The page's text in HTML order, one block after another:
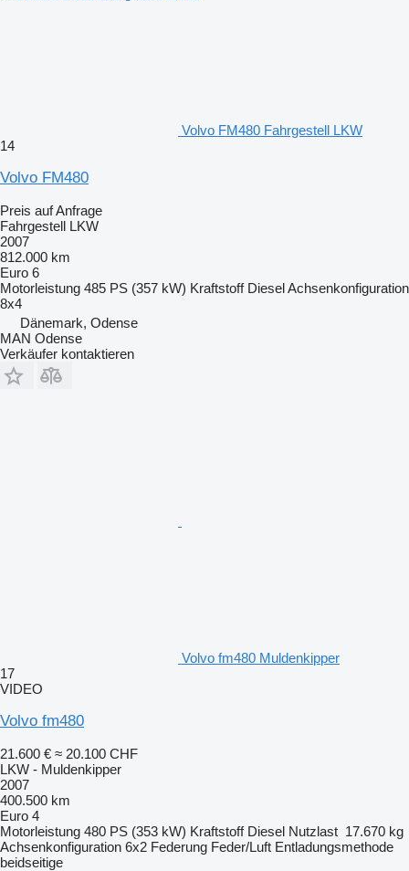
Volvo FM480 Fahrgestell LKW
14
Volvo FM480
Preis auf Anfrage
Fahrgestell LKW
2007
812.000 km
Euro 6
Motorleistung 485 PS (357 kW) Kraftstoff DieselAchsenkonfiguration
8x4
Dänemark, Odense
MAN Odense
Verkäufer kontaktieren
Volvo fm480 Muldenkipper
17
VIDEO
Volvo fm480
21.600 € ≈ 20.100 CHF
LKW - Muldenkipper
2007
400.500 km
Euro 4
Motorleistung 480 PS (353 kW) Kraftstoff Diesel Nutzlast 17.670 kg
Achsenkonfiguration 6x2 Federung Feder/Luft Entladungsmethode
beidseitige